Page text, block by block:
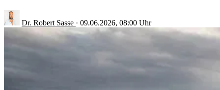
Dr. Robert Sasse · 09.06.2026, 08:00 Uhr